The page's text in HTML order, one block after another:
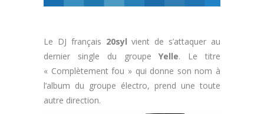
Le DJ français 20syl vient de s’attaquer au
dernier single du groupeYelle. Le titre
« Complètement fou » qui donne son nom à
l’album du groupe électro, prend une toute
autre direction.